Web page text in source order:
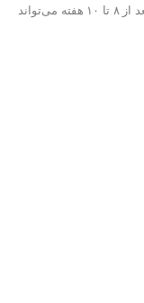
معاینه و آزمایش قرار می‌گیرد. معمولاً فرد دهنده بعد از ۸ تا ۱۰ هفته می‌تواند